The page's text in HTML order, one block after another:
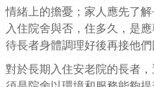
情緒上的擔憂；家人應先了解
入住院舍與否，住多久，是
待長者身體調理好後再接他們
對於長期入住安老院的長者